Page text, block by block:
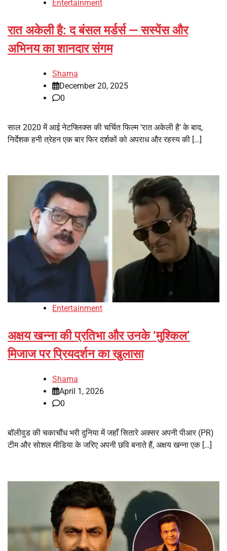
Entertainment
रात अकेली है: द बंसल मर्डर्स — सस्पेंस और
अभिनय का शानदार संगम
Shama
December 20, 2025
0
साल 2020 में आई नेटफ्लिक्स की चर्चित फिल्म ‘रात अकेली है’ के बाद,
निर्देशक हनी त्रेहन एक बार फिर दर्शकों को अपराध और रहस्य की […]
Entertainment
अक्षय खन्ना की प्रतिभा और उनके ‘मुश्किल’
मिजाज पर प्रियदर्शन का खुलासा
Shama
April 1, 2026
0
बॉलीवुड की चकाचौंध भरी दुनिया में जहाँ सितारे अक्सर अपनी पीआर (PR)
टीम और सोशल मीडिया के जरिए अपनी छवि बनाते हैं, अक्षय खन्ना एक […]